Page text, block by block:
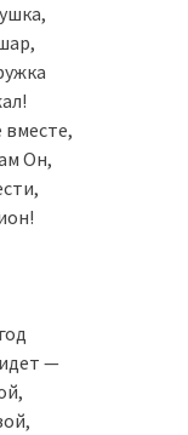
вместе,
Он,
—